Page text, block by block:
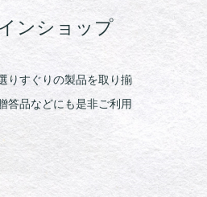
ンショップ
りすぐりの製品を取り揃
答品などにも是非ご利用